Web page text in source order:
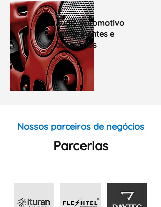
Áudio Automotivo
componentes e
acessórios
Nossos parceiros de negócios
Parcerias